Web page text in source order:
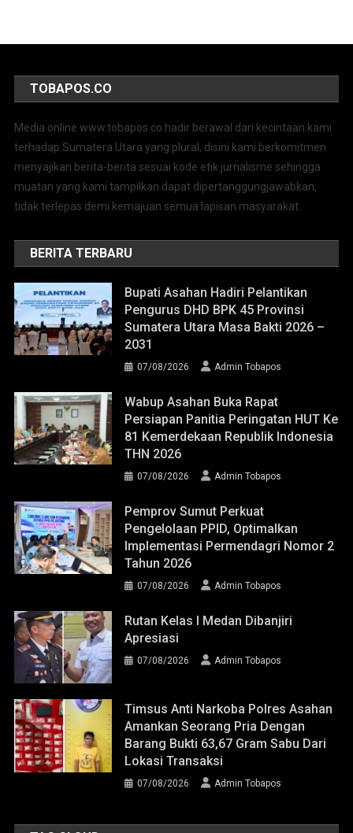
TOBAPOS.CO
Media online www.tobapos.co hadir berawal dari kecintaan kami
terhadap Sumatera Utara yang plural, disini kami berkomitmen
menyajikan berita-berita sesuai kode etik jurnalisme sehingga
muatan yang kami tampilkan dapat dipertanggungjawabkan,
tidak terlepas demi kemajuan semua lapisan masyarakat.
BERITA TERBARU
Bupati Asahan Hadiri Pelantikan
Pengurus DHD BPK 45 Provinsi
Sumatera Utara Masa Bakti 2026 –
2031
07/08/2026 Admin Tobapos
Wabup Asahan Buka Rapat
Persiapan Panitia Peringatan HUT Ke
81 Kemerdekaan Republik Indonesia
THN 2026
07/08/2026 Admin Tobapos
Pemprov Sumut Perkuat
Pengelolaan PPID, Optimalkan
Implementasi Permendagri Nomor 2
Tahun 2026
07/08/2026 Admin Tobapos
Rutan Kelas I Medan Dibanjiri
Apresiasi
07/08/2026 Admin Tobapos
Timsus Anti Narkoba Polres Asahan
Amankan Seorang Pria Dengan
Barang Bukti 63,67 Gram Sabu Dari
Lokasi Transaksi
07/08/2026 Admin Tobapos